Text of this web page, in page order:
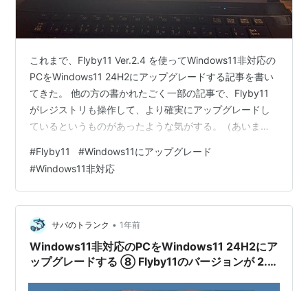
これまで、Flyby11 Ver.2.4 を使ってWindows11非対応の
PCをWindows11 24H2にアップグレードする記事を書い
てきた。 他の方の書かれたごく一部の記事で、Flyby11
がレジストリも操作して、より確実にアップグレードし
ているというものがあったような気がする。（あいまい
ってアップグレードした時に ⬇️ savatrunk.com アップグ
レード後にレジストリをチェックしてみた。少し時間が
経ってしまったが記録しておきたい。 ★★★ レジストリ
操作により、Windows11にアップグレードを回避する方
法は2つ…
#Flyby11 #Windows11にアップグレード
#Windows11非対応
サバのトランク • 1年前
Windows11非対応のPCをWindows11 24H2にア
ップグレードする ⑧ Flyby11のバージョンが 2.4